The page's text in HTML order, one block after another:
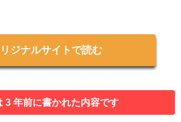
リジナルサイトで読む
3 年前に書かれた内容です